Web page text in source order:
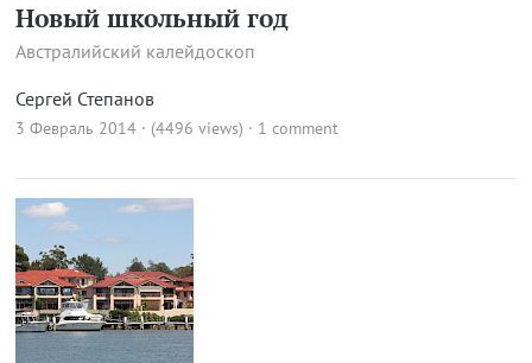
Новый школьный год
Австралийский калейдоскоп
Сергей Степанов
3 Февраль 2014 · (4496 views) · 1 comment